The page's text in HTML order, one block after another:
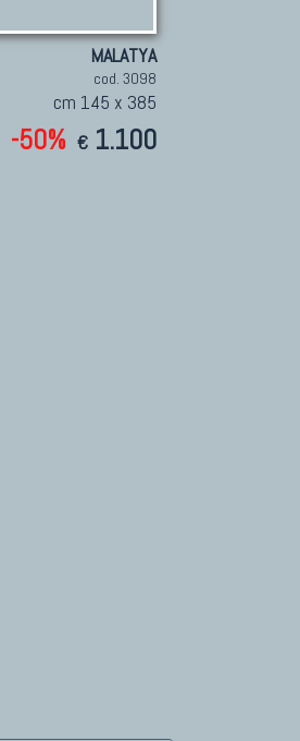
MALATYA
cod. 3098
cm 145 x 385
-50% € 1.100